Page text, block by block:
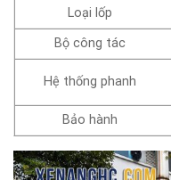
Loại lốp
Bộ công tác
Hệ thống phanh
Bảo hành